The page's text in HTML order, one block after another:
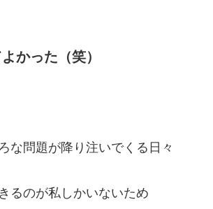
かった（笑）
な問題が降り注いでくる日々
るのが私しかいないため